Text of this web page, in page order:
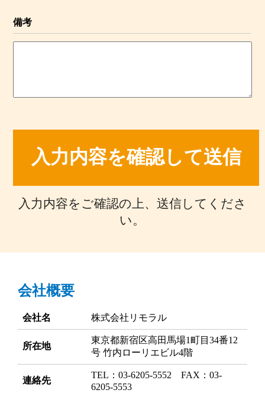
備考
入力内容をご確認の上、送信してくださ
い。
会社概要
会社名 株式会社リモラル
所在地
東京都新宿区高田馬場1町目34番12
号 竹内ローリエビル4階
連絡先
TEL：03-6205-5552 FAX：03-
6205-5553